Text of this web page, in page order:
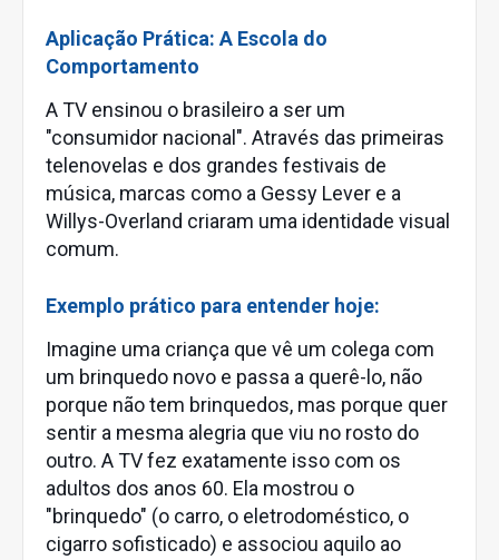
Aplicação Prática: A Escola do
Comportamento
A TV ensinou o brasileiro a ser um
"consumidor nacional". Através das primeiras
telenovelas e dos grandes festivais de
música, marcas como a Gessy Lever e a
Willys-Overland criaram uma identidade visual
comum.
Exemplo prático para entender hoje:
Imagine uma criança que vê um colega com
um brinquedo novo e passa a querê-lo, não
porque não tem brinquedos, mas porque quer
sentir a mesma alegria que viu no rosto do
outro. A TV fez exatamente isso com os
adultos dos anos 60. Ela mostrou o
"brinquedo" (o carro, o eletrodoméstico, o
cigarro sofisticado) e associou aquilo ao